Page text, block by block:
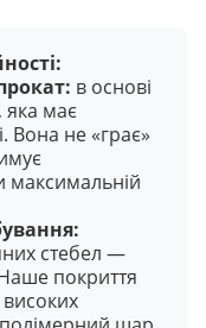
в основі
яка має
Вона не «грає»
максимальній
стебел —
покриття